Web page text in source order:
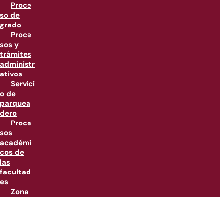
Proce
so de
grado
Proce
sos y
trámites
administr
ativos
Servici
o de
parquea
dero
Proce
sos
académi
cos de
las
facultad
es
Zona